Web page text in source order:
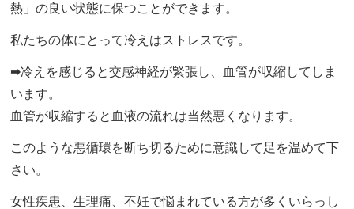
熱」の良い状態に保つことができます。
私たちの体にとって冷えはストレスです。
➡︎冷えを感じると交感神経が緊張し、血管が収縮してしま
います。
血管が収縮すると血液の流れは当然悪くなります。
このような悪循環を断ち切るために意識して足を温めて下
さい。
女性疾患、生理痛、不妊で悩まれている方が多くいらっし